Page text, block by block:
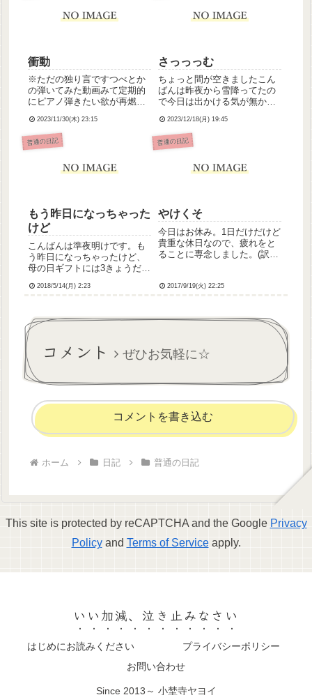
出勤！最近わたし、お仕事け
はまずいかもなーって思っ
衝動
※ただの独り言ですつべとか
の弾いてみた動画みて定期的
にピアノ弾きたい欲が再燃す
旧宅にあったアップライトと
はお別れしちゃったしキーボ
ードも断捨離で売っちゃった
くて冷めやすいわたしの熱が
2023/11/30(木) 23:15
さっっっむ
ちょっと間が空きましたこん
ばんは昨夜から雪降ってたの
で今日は出かける気が無かっ
め急遽予約外で受診すること
になり頑張って雪道運転して
付き添いました車の雪下ろし
分くらいかかった気がする💦
2023/12/18(月) 19:45
普通の日記
もう昨日になっちゃった
けど
こんばんは準夜明けです。も
う昨日になっちゃったけど、
母の日ギフトには3きょうだい
ムクーヘンを贈りました。
Mother」って書かれてたのよ
💡)こっちは母が祖...
2018/5/14(月) 2:23
普通の日記
やけくそ
今日はお休み。1日だけだけど
貴重な休日なので、疲れをと
ることに専念しました。(訳:
休み明けにさっそくリーダー
忙しいんだよー( ; _ ;...
2017/9/19(火) 22:25
コメント ぜひお気軽に☆
コメントを書き込む
ホーム 日記 普通の日記
This site is protected by reCAPTCHA and the Google Privacy
Policyand Terms of Serviceapply.
いい加減、泣き止みなさい
はじめにお読みください
プライバシーポリシー
お問い合わせ
Since 2013～ 小埜寺ヤヨイ